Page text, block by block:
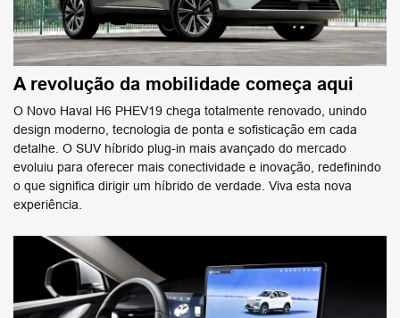
A revolução da mobilidade começa aqui
O Novo Haval H6 PHEV19 chega totalmente renovado, unindo
design moderno, tecnologia de ponta e sofisticação em cada
detalhe. O SUV híbrido plug-in mais avançado do mercado
evoluiu para oferecer mais conectividade e inovação, redefinindo
o que significa dirigir um híbrido de verdade. Viva esta nova
experiência.